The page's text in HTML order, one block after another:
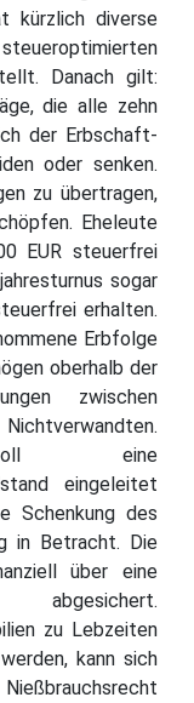
kürzlich diverse
Danach gilt:
die alle zehn
der Erbschaft-
oder senken.
zu übertragen,
Eheleute
EUR steuerfrei
sogar
erhalten.
Erbfolge
oberhalb der
zwischen
Soll eine
eingeleitet
Schenkung des
in Betracht. Die
über eine
zu Lebzeiten
kann sich